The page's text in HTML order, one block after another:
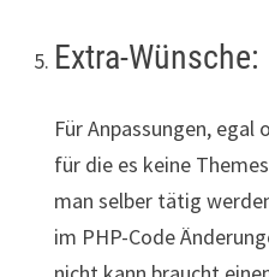
Extra-Wünsche:
Für Anpassungen,
für die es keine
man selber tätig
im PHP-Code